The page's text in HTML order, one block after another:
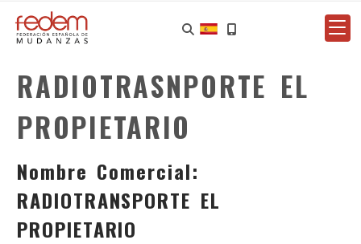
RADIOTRASNPORTE EL
PROPIETARIO
Nombre Comercial:
RADIOTRANSPORTE EL
PROPIETARIO